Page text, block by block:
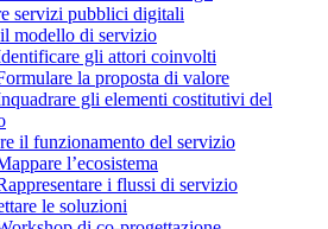
servizi pubblici digitali
modello di servizio
gli attori coinvolti
la proposta di valore
gli elementi costitutivi del
il funzionamento del servizio
l’ecosistema
i flussi di servizio
le soluzioni